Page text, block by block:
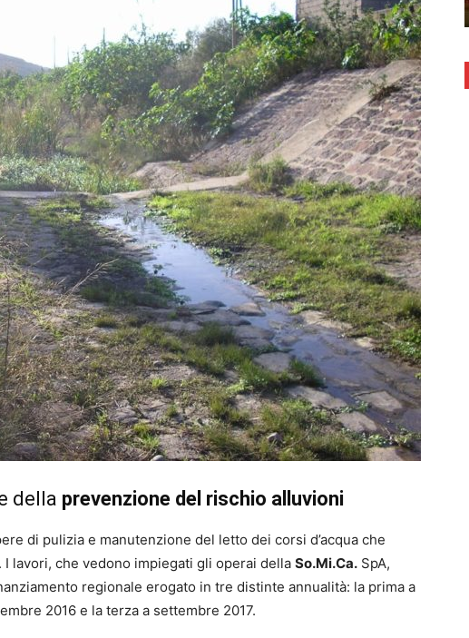
della prevenzione del rischio alluvioni
di pulizia e manutenzione del letto dei corsi d’acqua che
lavori, che vedono impiegati gli operai della So.Mi.Ca. SpA,
regionale erogato in tre distinte annualità: la prima a
2016 e la terza a settembre 2017.